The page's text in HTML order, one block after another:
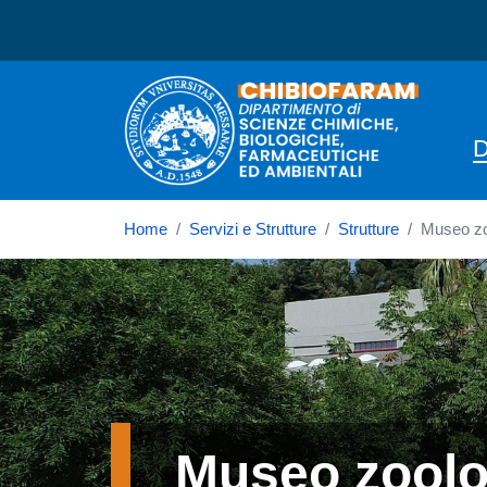
Dipartimento di Scienze
Home Servizi e Strutture Strutture Museo
Immagine
Museo